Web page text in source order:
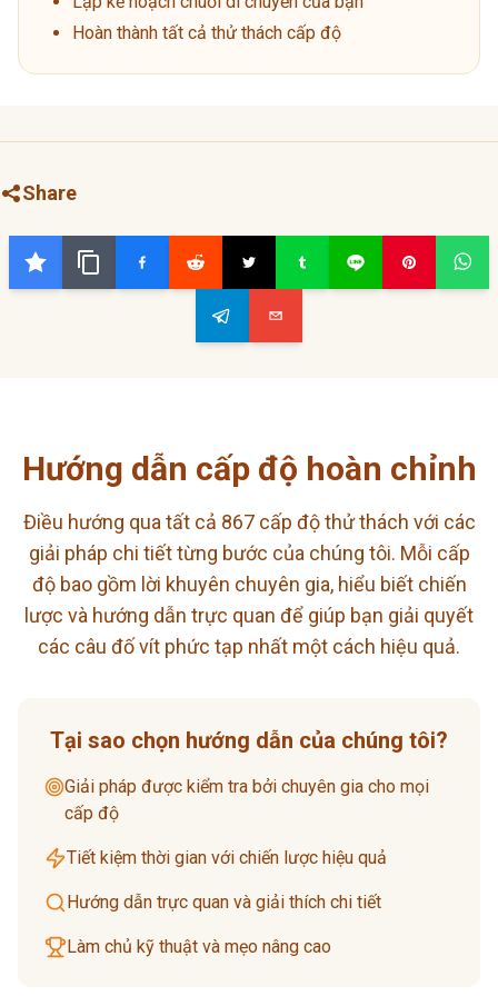
Hoàn thành tất cả thử thách cấp độ
Share
Hướng dẫn cấp độ hoàn chỉnh
Điều hướng qua tất cả 867 cấp độ thử thách với các
giải pháp chi tiết từng bước của chúng tôi. Mỗi cấp
độ bao gồm lời khuyên chuyên gia, hiểu biết chiến
lược và hướng dẫn trực quan để giúp bạn giải quyết
các câu đố vít phức tạp nhất một cách hiệu quả.
Tại sao chọn hướng dẫn của chúng tôi?
Giải pháp được kiểm tra bởi chuyên gia cho mọi
cấp độ
Tiết kiệm thời gian với chiến lược hiệu quả
Hướng dẫn trực quan và giải thích chi tiết
Làm chủ kỹ thuật và mẹo nâng cao